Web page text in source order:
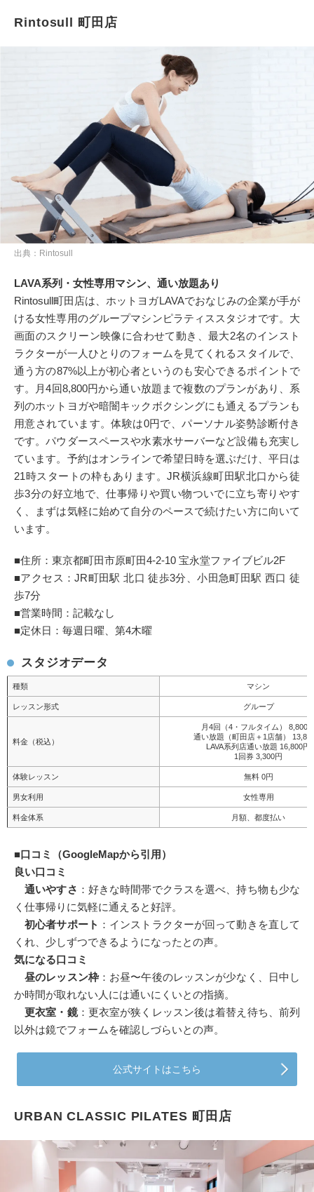
Rintosull 町田店
出典：Rintosull
LAVA系列・女性専用マシン、通い放題あり
Rintosull町田店は、ホットヨガLAVAでおなじみの企業が手が
ける女性専用のグループマシンピラティススタジオです。大
画面のスクリーン映像に合わせて動き、最大2名のインスト
ラクターが一人ひとりのフォームを見てくれるスタイルで、
通う方の87%以上が初心者というのも安心できるポイントで
す。月4回8,800円から通い放題まで複数のプランがあり、系
列のホットヨガや暗闇キックボクシングにも通えるプランも
用意されています。体験は0円で、パーソナル姿勢診断付き
です。パウダースペースや水素水サーバーなど設備も充実し
ています。予約はオンラインで希望日時を選ぶだけ、平日は
21時スタートの枠もあります。JR横浜線町田駅北口から徒
歩3分の好立地で、仕事帰りや買い物ついでに立ち寄りやす
く、まずは気軽に始めて自分のペースで続けたい方に向いて
います。
■住所：東京都町田市原町田4-2-10 宝永堂ファイブビル2F
■アクセス：JR町田駅 北口 徒歩3分、小田急町田駅 西口 徒
歩7分
■営業時間：記載なし
■定休日：毎週日曜、第4木曜
スタジオデータ
種類 マシン
レッスン形式 グループ
料金（税込）
月4回（4・フルタイム） 8,800
通い放題（町田店＋1店舗）
LAVA系列店通い放題 16,800円
1回券 3,300円
体験レッスン 無料 0円
男女利用 女性専用
料金体系 月額、都度払い
■口コミ（GoogleMapから引用）
良い口コミ
通いやすさ ：好きな時間帯でクラスを選べ、持ち物も少な
く仕事帰りに気軽に通えると好評。
初心者サポート ：インストラクターが回って動きを直して
くれ、少しずつできるようになったとの声。
気になる口コミ
昼のレッスン枠：お昼〜午後のレッスンが少なく、日中し
か時間が取れない人には通いにくいとの指摘。
更衣室・鏡：更衣室が狭くレッスン後は着替え待ち、前列
以外は鏡でフォームを確認しづらいとの声。
公式サイトはこちら
URBAN CLASSIC PILATES 町田店